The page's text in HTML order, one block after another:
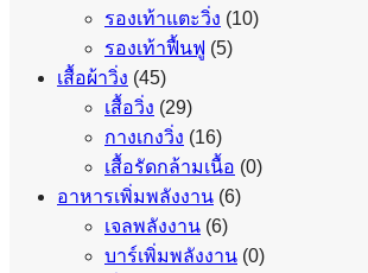
รองเท้าแตะวิ่ง (10)
รองเท้าฟื้นฟู (5)
เสื้อผ้าวิ่ง (45)
เสื้อวิ่ง (29)
กางเกงวิ่ง (16)
เสื้อรัดกล้ามเนื้อ (0)
อาหารเพิ่มพลังงาน (6)
เจลพลังงาน (6)
บาร์เพิ่มพลังงาน (0)